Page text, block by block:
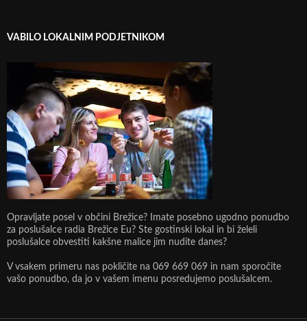
VABILO LOKALNIM PODJETNIKOM
Opravljate posel v občini Brežice? Imate posebno ugodno ponudbo
za poslušalce radia Brežice Eu? Ste gostinski lokal in bi želeli
poslušalce obvestiti kakšne malice jim nudite danes?
V vsakem primeru nas pokličite na 069 669 069 in nam sporočite
vašo ponudbo, da jo v vašem imenu posredujemo poslušalcem.